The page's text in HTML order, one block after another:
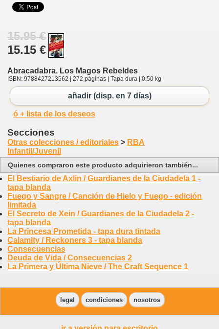
15.95 €
15.15 €
Abracadabra. Los Magos Rebeldes
ISBN: 9788427213562 | 272 páginas | Tapa dura | 0.50 kg
añadir (disp. en 7 días)
ó + lista de los deseos
Secciones
Otras colecciones / editoriales > RBA
Infantil/Juvenil
Quienes compraron este producto adquirieron también...
El Bestiario de Axlin / Guardianes de la Ciudadela 1 -
tapa blanda
Fuego y Sangre / Canción de Hielo y Fuego - edición
limitada
El Secreto de Xein / Guardianes de la Ciudadela 2 -
tapa blanda
La Princesa Prometida - tapa dura tintada
Calamity / Reckoners 3 - tapa blanda
Consecuencias
Deuda de Vida / Consecuencias 2
La Primera y Última Nieve / The Craft Sequence 1
legal condiciones nosotros